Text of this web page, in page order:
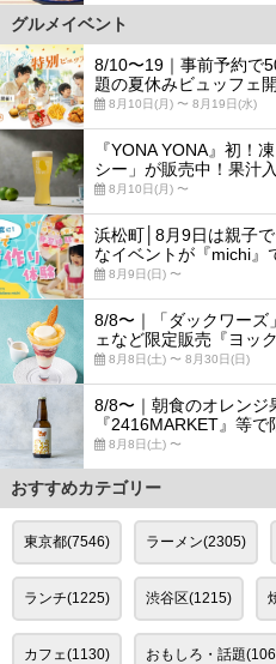
グルメイベント
8/10〜19｜事前予約で
題の夏休みビュッフェ
8月10日(月) 〜 8月19日(水)
『YONA YONA』初！
シー」が販売中！果汁
8月10日(月) 〜
浜松町│8月9日は親子
なイベントが『michi』
8月9日(日) 〜
8/8〜｜「ダックワーズ
ェなど限定販売『ヨッ
8月8日(土) 〜 8月30日(日)
8/8〜｜朝食のオレンジ
『2416MARKET』等
8月8日(土) 〜
おすすめカテゴリー
東京都(7546) ラーメン(2305)
ランチ(1225) 渋谷区(1215)
カフェ(1130) おもしろ・話題